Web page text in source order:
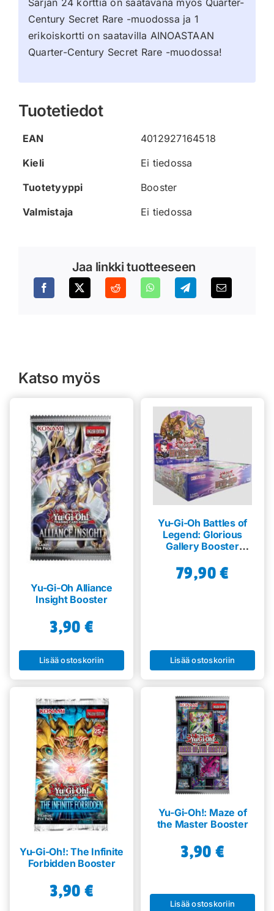
Century Secret Rare -muodossa ja 1
erikoiskortti on saatavilla AINOASTAAN
Quarter-Century Secret Rare -muodossa!
Tuotetiedot
EAN
4012927164518
Kieli
Ei tiedossa
Tuotetyyppi
Booster
Valmistaja
Ei tiedossa
Jaa linkki tuotteeseen
Katso myös
Yu-Gi-Oh Alliance
Insight Booster
3,90 €
Lisää ostoskoriin
Yu-Gi-Oh Battles of
Legend: Glorious
Gallery Booster
79,90€
Lisää ostoskoriin
Yu-Gi-Oh!: The Infinite
Forbidden Booster
3,90 €
Yu-Gi-Oh!: Maze of
the Master Booster
3,90 €
Lisää ostoskoriin